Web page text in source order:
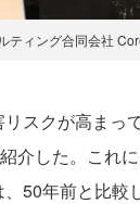
ティング合同会社
スクが高まっ
介した。これ
50年前と比